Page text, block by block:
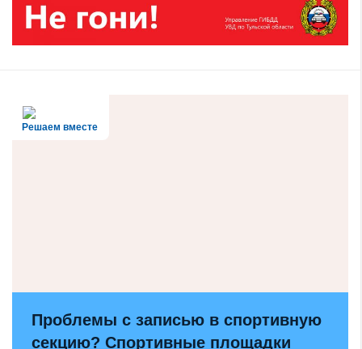
Решаем вместе
Проблемы с записью в спортивную
секцию? Спортивные площадки